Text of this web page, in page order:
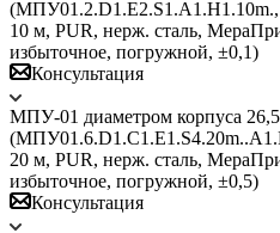
10 м, PUR, нерж. сталь,
избыточное, погружной, ±0,1)
Консультация
МПУ-01 диаметром корпуса
20 м, PUR, нерж. сталь,
избыточное, погружной, ±0,5)
Консультация